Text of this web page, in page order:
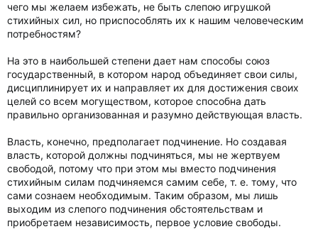
чего мы желаем избежать, не быть слепою игрушкой
стихийных сил, но приспособлять их к нашим человеческим
потребностям?
На это в наибольшей степени дает нам способы союз
государственный, в котором народ объединяет свои силы,
дисциплинирует их и направляет их для достижения своих
целей со всем могуществом, которое способна дать
правильно организованная и разумно действующая власть.
Власть, конечно, предполагает подчинение. Но создавая
власть, которой должны подчиняться, мы не жертвуем
свободой, потому что при этом мы вместо подчинения
стихийным силам подчиняемся самим себе, т. е. тому, что
сами сознаем необходимым. Таким образом, мы лишь
выходим из слепого подчинения обстоятельствам и
приобретаем независимость, первое условие свободы.